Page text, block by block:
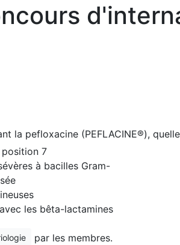
la pefloxacine (PEFLACINE®),
7
à bacilles Gram-
les bêta-lactamines
par les membres.